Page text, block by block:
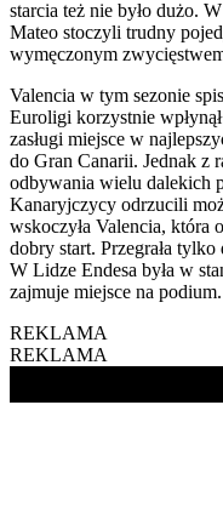
starcia też nie było dużo.
Mateo stoczyli trudny
wymęczonym
Valencia w tym sezonie
Euroligi korzystnie
zasługi miejsce w
do Gran Canarii. Jednak z
odbywania wielu dalekich
Kanaryjczycy odrzucili
wskoczyła Valencia, która
dobry start. Przegrała
W Lidze Endesa była w
zajmuje miejsce na podium.
REKLAMA
REKLAMA